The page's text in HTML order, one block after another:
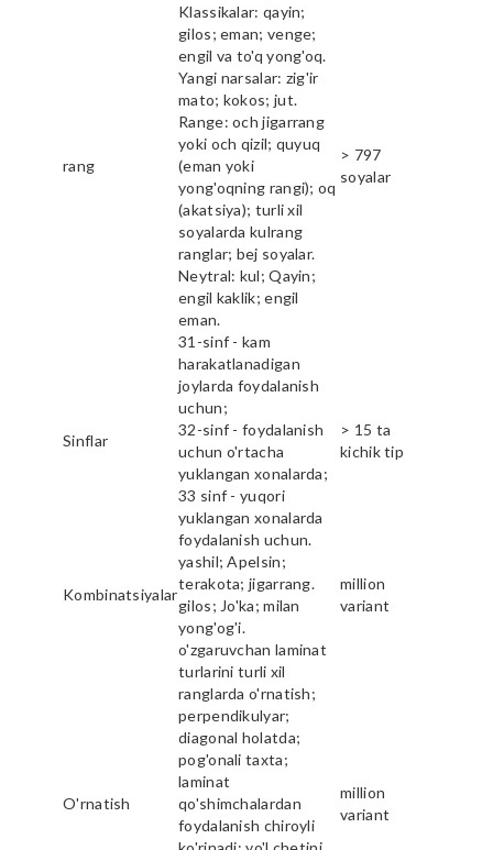
rang
Klassikalar: qayin;
gilos; eman; venge;
engil va to'q yong'oq.
Yangi narsalar: zig'ir
mato; kokos; jut.
Range: och jigarrang
yoki och qizil; quyuq
(eman yoki
yong'oqning rangi); oq
(akatsiya); turli xil
soyalarda kulrang
ranglar; bej soyalar.
Neytral: kul; Qayin;
engil kaklik; engil
eman.
> 797
soyalar
Sinflar
31-sinf - kam
harakatlanadigan
joylarda foydalanish
uchun;
32-sinf - foydalanish
uchun o'rtacha
yuklangan xonalarda;
33 sinf - yuqori
yuklangan xonalarda
foydalanish uchun.
> 15 ta
kichik tip
Kombinatsiyalar
yashil; Apelsin;
terakota; jigarrang.
gilos; Jo'ka; milan
yong'og'i.
million
variant
O'rnatish
o'zgaruvchan laminat
turlarini turli xil
ranglarda o'rnatish;
perpendikulyar;
diagonal holatda;
pog'onali taxta;
laminat
qo'shimchalardan
foydalanish chiroyli
million
variant